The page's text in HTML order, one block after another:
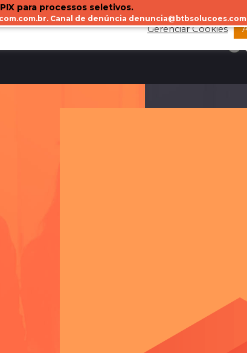
Gerenciar Cookies
para processos seletivos.
Canal de denúncia denuncia@btbsolucoes.com